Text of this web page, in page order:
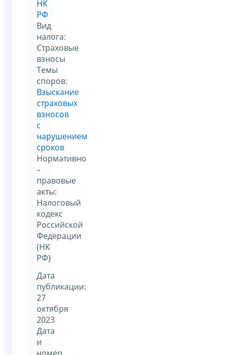
НК
РФ
Вид
налога:
Страховые
взносы
Темы
споров:
Взыскание
страховых
взносов
с
нарушением
сроков
Нормативно
–
правовые
акты:
Налоговый
кодекс
Российской
Федерации
(НК
РФ)
Дата
публикации:
27
октября
2023
Дата
и
номер